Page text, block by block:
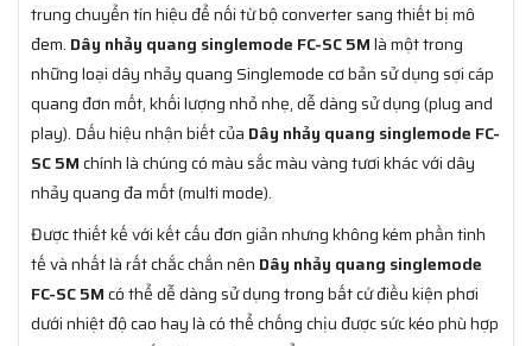
trung chuyển tín hiệu để nối từ bộ converter sang thiết bị mô
đem. Dây nhảy quang singlemode FC-SC 5Mlà một trong
những loại dây nhảy quang Singlemode cơ bản sử dụng sợi cáp
quang đơn mốt, khối lượng nhỏ nhẹ, dễ dàng sử dụng (plug and
play). Dấu hiệu nhận biết của Dây nhảy quang singlemode FC-
SC 5Mchính là chúng có màu sắc màu vàng tươi khác với dây
nhảy quang đa mốt (multi mode).
Được thiết kế với kết cấu đơn giản nhưng không kém phần tinh
tế và nhất là rất chắc chắn nên Dây nhảy quang singlemode
FC-SC 5Mcó thể dễ dàng sử dụng trong bất cứ điều kiện phơi
dưới nhiệt độ cao hay là có thể chống chịu được sức kéo phù hợp